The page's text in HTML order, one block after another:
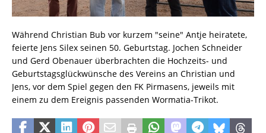
Während Christian Bub vor kurzem "seine" Antje heiratete,
feierte Jens Silex seinen 50. Geburtstag. Jochen Schneider
und Gerd Obenauer überbrachten die Hochzeits- und
Geburtstagsglückwünsche des Vereins an Christian und
Jens, vor dem Spiel gegen den FK Pirmasens, jeweils mit
einem zu dem Ereignis passenden Wormatia-Trikot.